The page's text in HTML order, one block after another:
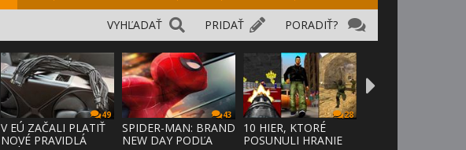
PORADIŤ?
PRIDAŤ
VYHĽADAŤ
49
V EÚ ZAČALI PLATIŤ
NOVÉ PRAVIDLÁ
43
SPIDER-MAN: BRAND
NEW DAY PODĽA
28
10 HIER, KTORÉ
POSUNULI HRANIE